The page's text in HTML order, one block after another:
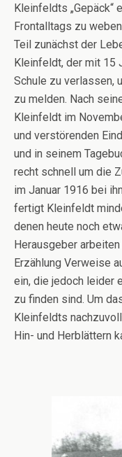
Kleinfeldts „Gepäck“
Frontalltags zu
Teil zunächst der
Kleinfeldt, der mit 15
Schule zu verlassen,
zu melden. Nach
Kleinfeldt im
und verstörenden
und in seinem
recht schnell um die
im Januar 1916 bei
fertigt Kleinfeldt
denen heute noch
Herausgeber
Erzählung Verweise
ein, die jedoch leider
zu finden sind. Um
Kleinfeldts
Hin- und Herblättern